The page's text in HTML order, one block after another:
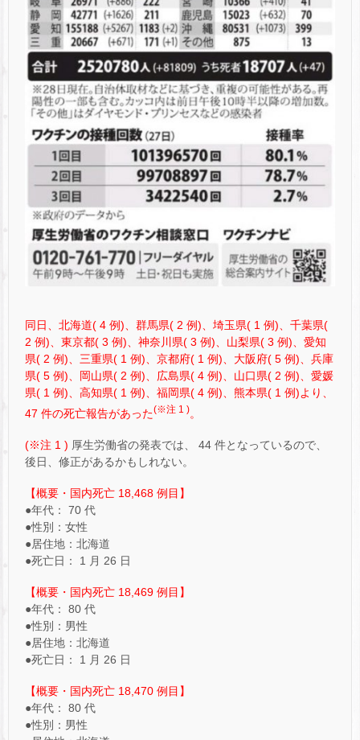
同日、北海道( 4 例)、群馬県( 2 例)、埼玉県( 1 例)、千葉県(
2 例)、東京都( 3 例)、神奈川県( 3 例)、山梨県( 3 例)、愛知
県( 2 例)、三重県( 1 例)、京都府( 1 例)、大阪府( 5 例)、兵庫
県( 5 例)、岡山県( 2 例)、広島県( 4 例)、山口県( 2 例)、愛媛
県( 1 例)、高知県( 1 例)、福岡県( 4 例)、熊本県( 1 例)より、
47 件の死亡報告があった(※注 1 )。
(※注 1 ) 厚生労働省の発表では、 44 件となっているので、
後日、修正があるかもしれない。
【概要・国内死亡 18,468 例目】
●年代： 70 代
●性別：女性
●居住地：北海道
●死亡日： 1 月 26 日
【概要・国内死亡 18,469 例目】
●年代： 80 代
●性別：男性
●居住地：北海道
●死亡日： 1 月 26 日
【概要・国内死亡 18,470 例目】
●年代： 80 代
●性別：男性